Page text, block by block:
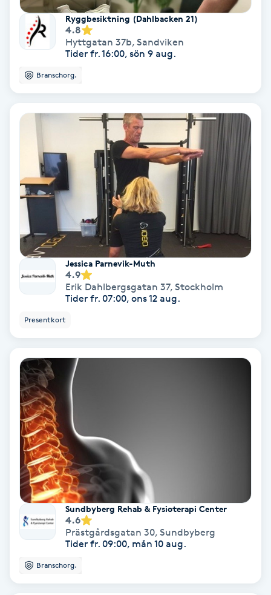
Lashlift Keratin
LED-ljusterapi
LPG-behandling
LPG-massage
Luggklippning
Lymfmassage
Makeup
Manikyr & Pedikyr
Massage
Medial vägledning
Medicinsk massage
Meditation
Medium
Ryggbesiktning (Dahlbacken 21)
4.8
Hyttgatan 37b, Sandviken
Tider fr. 16:00, sön 9 aug.
Branschorg.
Jessica Parnevik-Muth
4.9
Erik Dahlbergsgatan 37, Stockholm
Tider fr. 07:00, ons 12 aug.
Presentkort
Sundbyberg Rehab & Fysioterapi Center
4.6
Prästgårdsgatan 30, Sundbyberg
Tider fr. 09:00, mån 10 aug.
Branschorg.